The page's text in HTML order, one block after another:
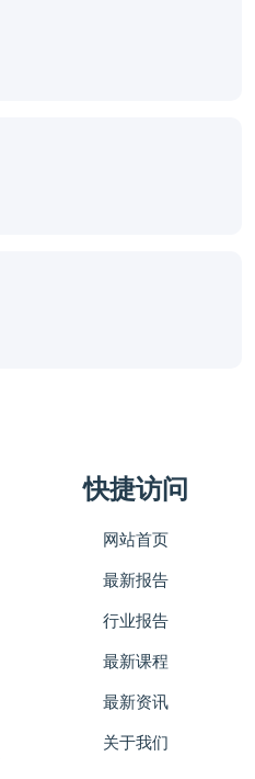
快捷访问
网站首页
最新报告
行业报告
最新课程
最新资讯
关于我们